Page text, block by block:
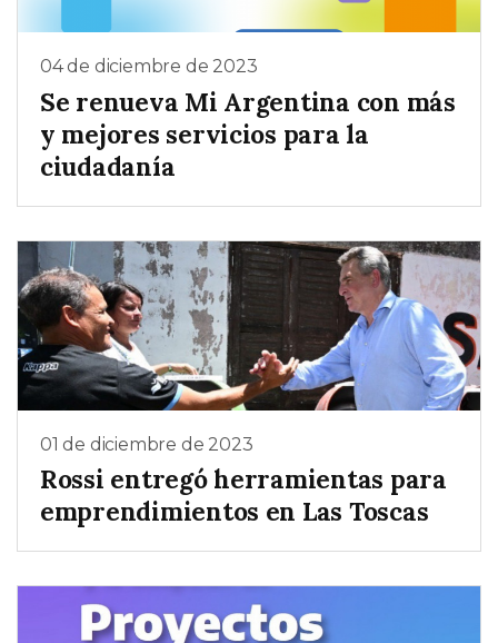
04 de diciembre de 2023
Se renueva Mi Argentina con más
y mejores servicios para la
ciudadanía
01 de diciembre de 2023
Rossi entregó herramientas para
emprendimientos en Las Toscas